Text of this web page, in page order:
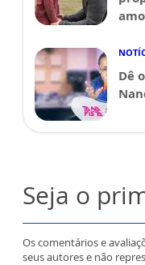
Dê
Seja o
Os comentários e
seus autores e não